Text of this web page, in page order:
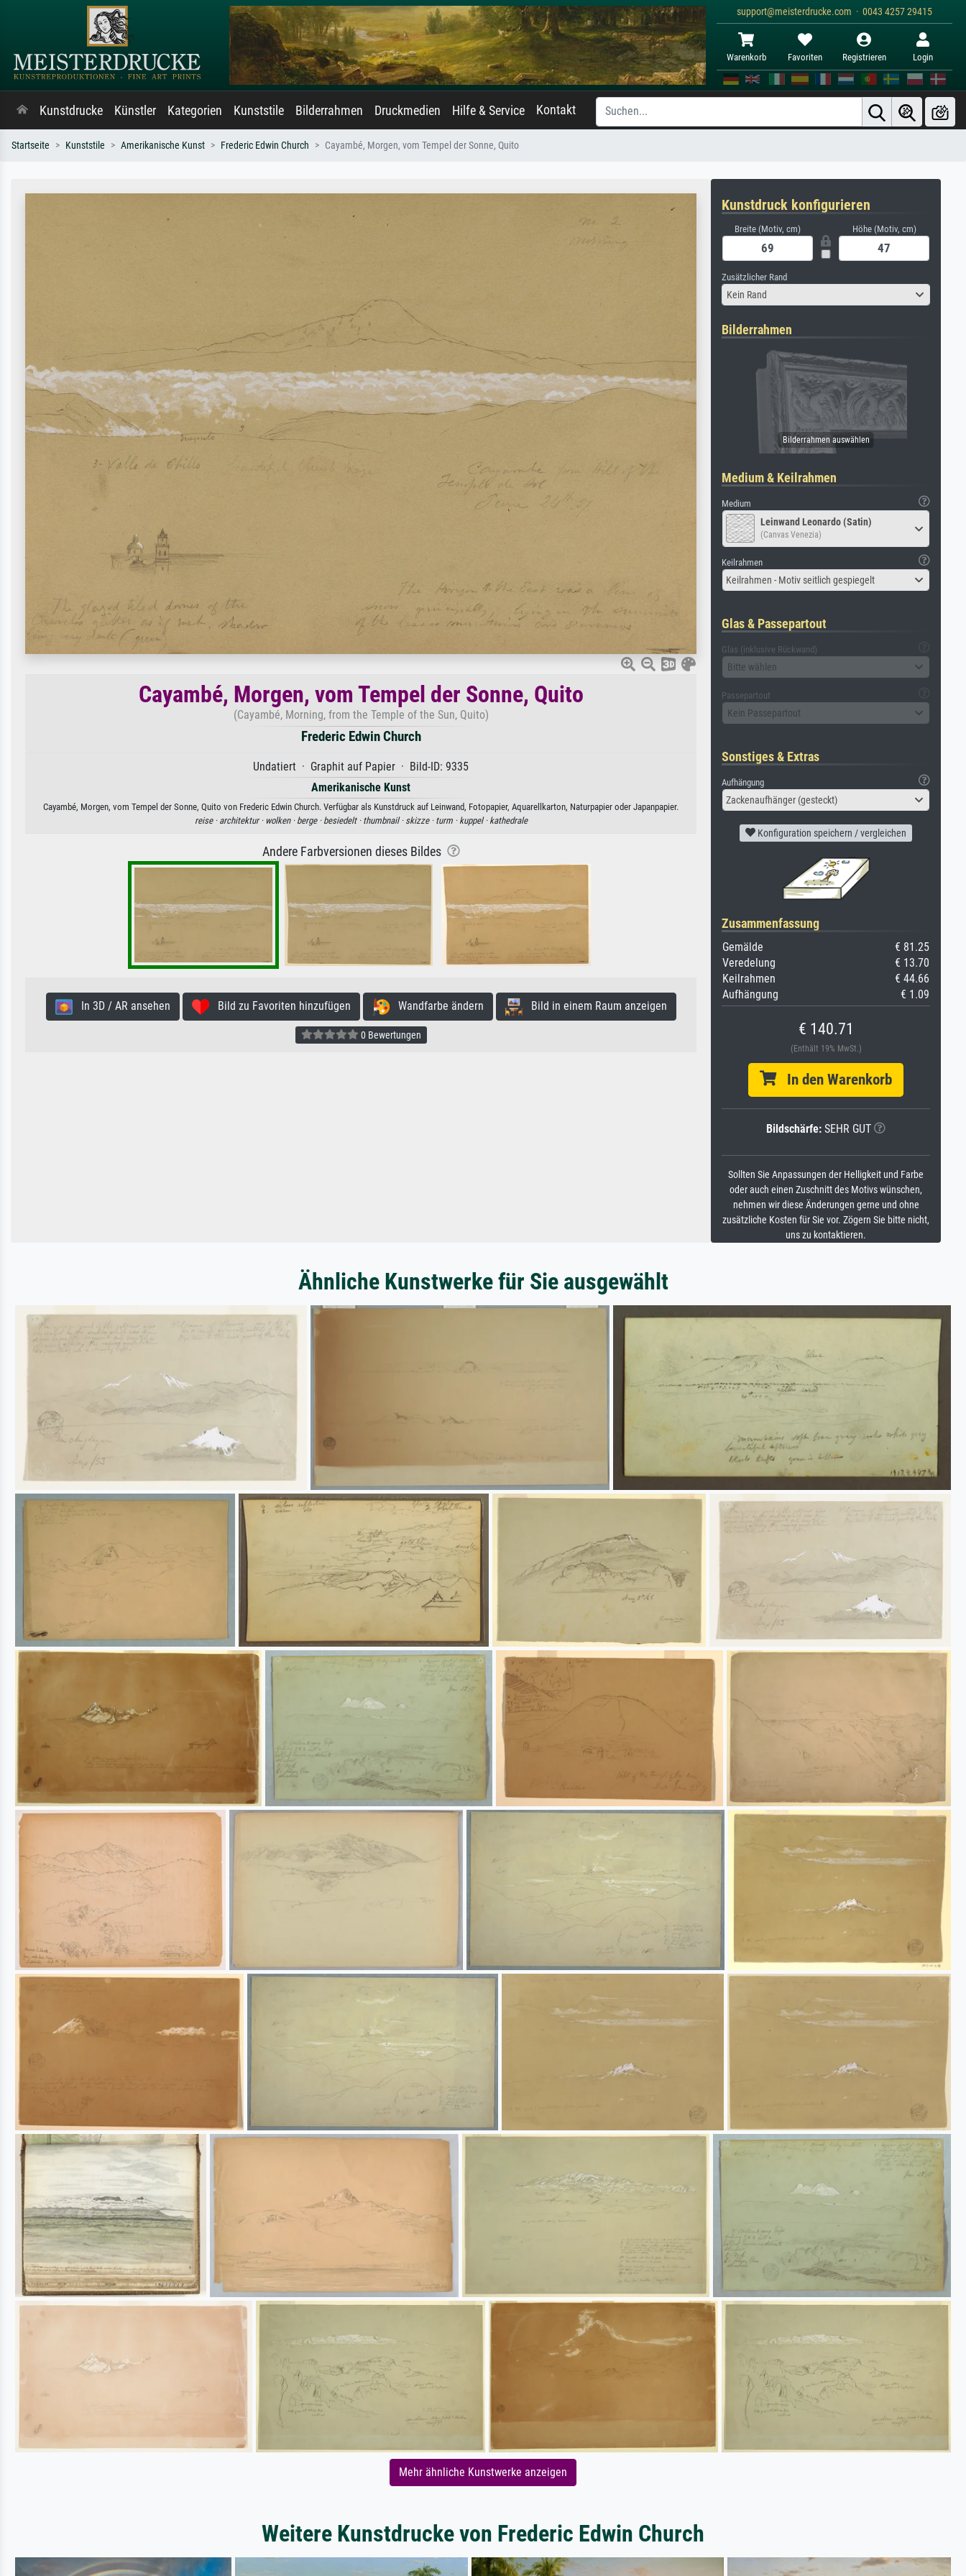
support@meisterdrucke.com · 0043 4257 29415
Warenkorb Favoriten Registrieren Login
Kunstdrucke Künstler Kategorien Kunststile Bilderrahmen Druckmedien Hilfe & Service Kontakt
Startseite Kunststile Amerikanische Kunst Frederic Edwin Church Cayambé, Morgen, vom Tempel der Sonne, Quito
Cayambé, Morgen, vom Tempel der Sonne, Quito
(Cayambé, Morning, from the Temple of the Sun, Quito)
Frederic Edwin Church
Undatiert · Graphit auf Papier · Bild-ID: 9335
Amerikanische Kunst
Cayambé, Morgen, vom Tempel der Sonne, Quito von Frederic Edwin Church. Verfügbar als Kunstdruck auf Leinwand, Fotopapier, Aquarellkarton, Naturpapier oder Japanpapier.
reise · architektur · wolken · berge · besiedelt · thumbnail · skizze · turm · kuppel · kathedrale
Andere Farbversionen dieses Bildes
In 3D / AR ansehen Bild zu Favoriten hinzufügen Wandfarbe ändern Bild in einem Raum anzeigen
0 Bewertungen
Kunstdruck konfigurieren
Breite (Motiv, cm) Höhe (Motiv, cm)
Zusätzlicher Rand
Kein Rand
Bilderrahmen
Medium & Keilrahmen
Medium
Leinwand Leonardo (Satin)
(Canvas Venezia)
Keilrahmen
Keilrahmen - Motiv seitlich gespiegelt
Glas & Passepartout
Glas (inklusive Rückwand)
Bitte wählen
Passepartout
Kein Passepartout
Sonstiges & Extras
Aufhängung
Zackenaufhänger (gesteckt)
Konfiguration speichern / vergleichen
Zusammenfassung
Gemälde
€ 81.25
Veredelung
€ 13.70
Keilrahmen
€ 44.66
Aufhängung
€ 1.09
€ 140.71
(Enthält 19% MwSt.)
In den Warenkorb
Bildschärfe: SEHR GUT
Sollten Sie Anpassungen der Helligkeit und Farbe
oder auch einen Zuschnitt des Motivs wünschen,
nehmen wir diese Änderungen gerne und ohne
zusätzliche Kosten für Sie vor. Zögern Sie bitte nicht,
uns zu kontaktieren.
Ähnliche Kunstwerke für Sie ausgewählt
Mehr ähnliche Kunstwerke anzeigen
Weitere Kunstdrucke von Frederic Edwin Church